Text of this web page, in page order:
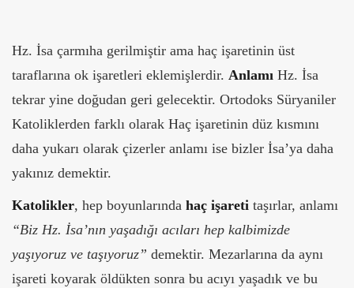
Hz. İsa çarmıha gerilmiştir ama haç işaretinin üst
taraflarına ok işaretleri eklemişlerdir. Anlamı Hz. İsa
tekrar yine doğudan geri gelecektir. Ortodoks Süryaniler
Katoliklerden farklı olarak Haç işaretinin düz kısmını
daha yukarı olarak çizerler anlamı ise bizler İsa’ya daha
yakınız demektir.
Katolikler, hep boyunlarında haç işareti taşırlar, anlamı
“Biz Hz. İsa’nın yaşadığı acıları hep kalbimizde
yaşıyoruz ve taşıyoruz” demektir. Mezarlarına da aynı
işareti koyarak öldükten sonra bu acıyı yaşadık ve bu